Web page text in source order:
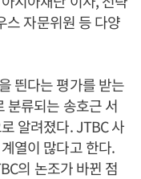
스 자문위원 등 다양
띈다는 평가를 받는
분류되는 송호근 서
알려졌다. JTBC 사
열이 많다고 한다.
의 논조가 바뀐 점